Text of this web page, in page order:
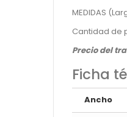
MEDIDAS
Cantidad de
Precio del
Ficha
Ancho